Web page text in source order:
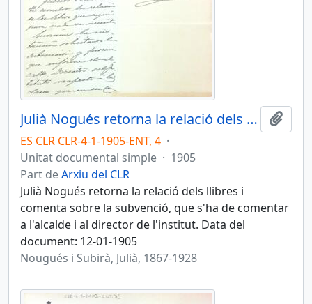
Julià Nogués retorna la relació dels llibres i comenta sobre la subvenció
ES CLR CLR-4-1-1905-ENT, 4 ·
Unitat documental simple · 1905
Part deArxiu del CLR
Julià Nogués retorna la relació dels llibres i
comenta sobre la subvenció, que s'ha de comentar
a l'alcalde i al director de l'institut. Data del
document: 12-01-1905
Nougués i Subirà, Julià, 1867-1928